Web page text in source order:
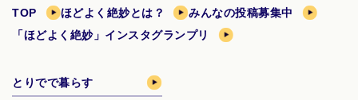
TOP ほどよく絶妙とは？
みんなの投稿募集中
「ほどよく絶妙」インスタグランプリ
とりでで暮らす